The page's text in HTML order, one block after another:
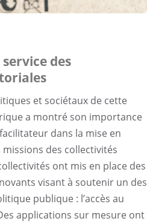
des
et sociétaux de cette
a montré son importance
dans la mise en
des collectivités
ont mis en place des
visant à soutenir un des
publique : l’accès au
applications sur mesure ont